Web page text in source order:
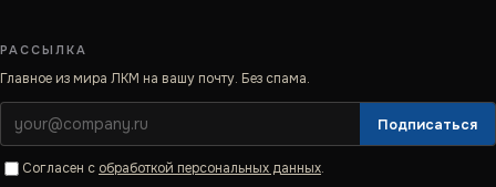
РАССЫЛКА
Главное из мира ЛКМ на вашу почту. Без спама.
Подписаться
Согласен с обработкой персональных данных.